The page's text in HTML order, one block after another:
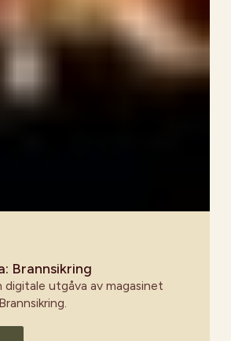
Brannsikring
utgåva av magasinet